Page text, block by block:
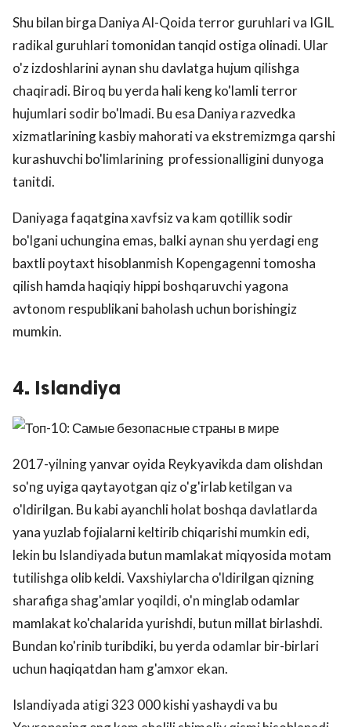
Shu bilan birga Daniya Al-Qoida terror guruhlari va IGIL
radikal guruhlari tomonidan tanqid ostiga olinadi. Ular
o'z izdoshlarini aynan shu davlatga hujum qilishga
chaqiradi. Biroq bu yerda hali keng ko'lamli terror
hujumlari sodir bo'lmadi. Bu esa Daniya razvedka
xizmatlarining kasbiy mahorati va ekstremizmga qarshi
kurashuvchi bo'limlarining professionalligini dunyoga
tanitdi.
Daniyaga faqatgina xavfsiz va kam qotillik sodir
bo'lgani uchungina emas, balki aynan shu yerdagi eng
baxtli poytaxt hisoblanmish Kopengagenni tomosha
qilish hamda haqiqiy hippi boshqaruvchi yagona
avtonom respublikani baholash uchun borishingiz
mumkin.
4. Islandiya
2017-yilning yanvar oyida Reykyavikda dam olishdan
so'ng uyiga qaytayotgan qiz o'g'irlab ketilgan va
o'ldirilgan. Bu kabi ayanchli holat boshqa davlatlarda
yana yuzlab fojialarni keltirib chiqarishi mumkin edi,
lekin bu Islandiyada butun mamlakat miqyosida motam
tutilishga olib keldi. Vaxshiylarcha o'ldirilgan qizning
sharafiga shag'amlar yoqildi, o'n minglab odamlar
mamlakat ko'chalarida yurishdi, butun millat birlashdi.
Bundan ko'rinib turibdiki, bu yerda odamlar bir-birlari
uchun haqiqatdan ham g'amxor ekan.
Islandiyada atigi 323 000 kishi yashaydi va bu